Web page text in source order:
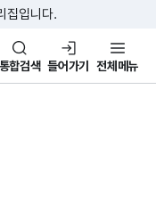
가기
로가기
집입니다.
께 행복
통합검색 들어가기 전체메뉴